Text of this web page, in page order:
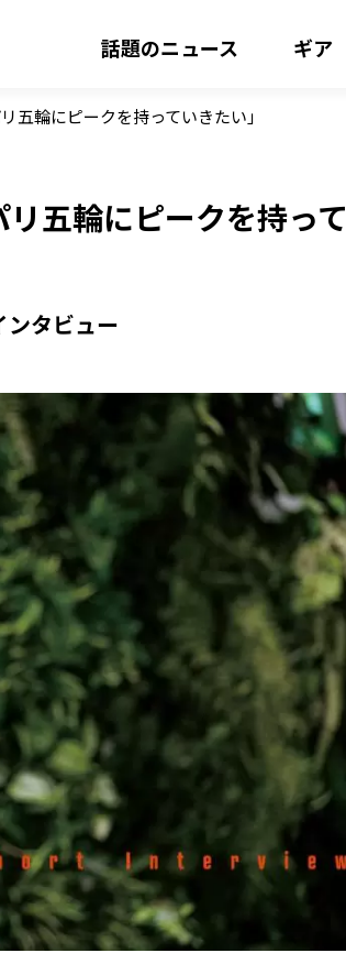
話題のニュース ギア
五輪にピークを持っていきたい」
五輪にピークを持って
タビュー